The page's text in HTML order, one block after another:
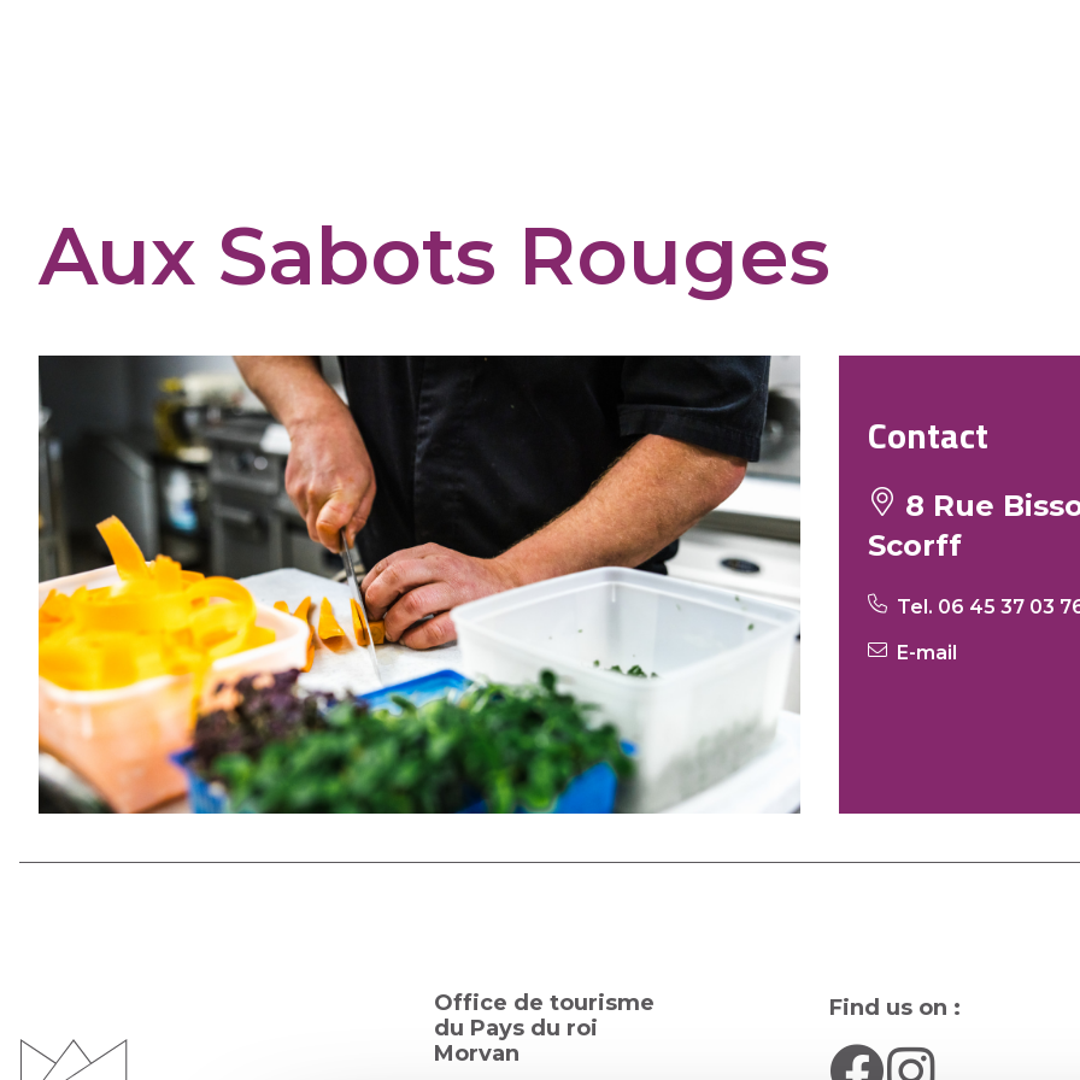
Aux Sabots Rouges
Contact
8 Rue
Scorff
Tel. 06 45 37 03
E-mail
Office de tourisme
du Pays du roi
Morvan
Find us on :